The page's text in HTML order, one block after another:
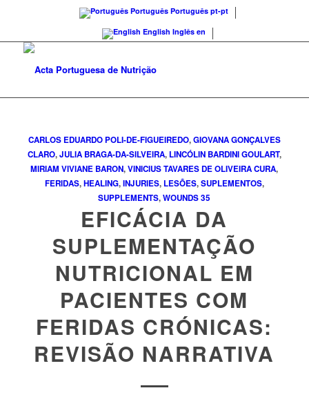
Português Português pt-pt
English Inglês en
CARLOS EDUARDO POLI-DE-FIGUEIREDO,GIOVANA GONÇALVES
CLARO,JULIA BRAGA-DA-SILVEIRA, LINCÓLIN BARDINI GOULART,
MIRIAM VIVIANE BARON,VINICIUS TAVARES DE OLIVEIRA CURA,
FERIDAS,HEALING,INJURIES, LESÕES,SUPLEMENTOS,
SUPPLEMENTS,WOUNDS 35
EFICÁCIA DA
SUPLEMENTAÇÃO
NUTRICIONAL EM
PACIENTES COM
FERIDAS CRÓNICAS:
REVISÃO NARRATIVA